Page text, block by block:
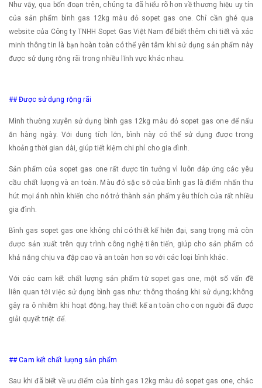
Như vậy, qua bốn đoạn trên, chúng ta đã hiểu rõ hơn về thương hiệu uy tín
của sản phẩm bình gas 12kg màu đỏ sopet gas one. Chỉ cần ghé qua
website của Công ty TNHH Sopet Gas Việt Nam để biết thêm chi tiết và xác
minh thông tin là bạn hoàn toàn có thể yên tâm khi sử dụng sản phẩm này
được sử dụng rộng rãi trong nhiều lĩnh vực khác nhau.
## Được sử dụng rộng rãi
Mình thường xuyên sử dụng bình gas 12kg màu đỏ sopet gas one để nấu
ăn hàng ngày. Với dung tích lớn, bình này có thể sử dụng được trong
khoảng thời gian dài, giúp tiết kiệm chi phí cho gia đình.
Sản phẩm của sopet gas one rất được tin tưởng vì luôn đáp ứng các yêu
cầu chất lượng và an toàn. Màu đỏ sặc sỡ của bình gas là điểm nhấn thu
hút mọi ánh nhìn khiến cho nó trở thành sản phẩm yêu thích của rất nhiều
gia đình.
Bình gas sopet gas one không chỉ có thiết kế hiện đại, sang trọng mà còn
được sản xuất trên quy trình công nghệ tiên tiến, giúp cho sản phẩm có
khả năng chịu va đập cao và an toàn hơn so với các loại bình khác.
Với các cam kết chất lượng sản phẩm từ sopet gas one, một số vấn đề
liên quan tới việc sử dụng bình gas như: thông thoáng khi sử dụng; không
gây ra ô nhiễm khi hoạt động; hay thiết kế an toàn cho con người đã được
giải quyết triệt để.
## Cam kết chất lượng sản phẩm
Sau khi đã biết về ưu điểm của bình gas 12kg màu đỏ sopet gas one, chắc